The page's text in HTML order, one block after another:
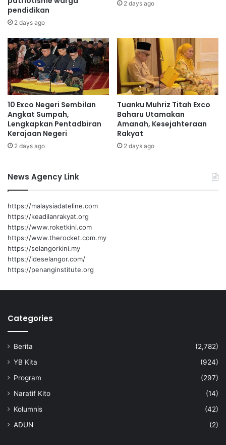
a
m
e
m
u
a
k
a
k
e
m
a
h
i
r
a
n
i
n
s
t
r
i
p
e
m
b
i
d
e
g
r
i
m
pendidikan
2 days ago
2 days ago
10 Exco Negeri Sembilan
Angkat Sumpah,
Lengkapkan Pentadbiran
Kerajaan Negeri
2 days ago
Tuanku Muhriz Titah Exco
Baharu Utamakan
Amanah, Kesejahteraan
Rakyat
2 days ago
News Agency Link
https://malaysiadateline.com
https://keadilanrakyat.org
https://www.roketkini.com
https://www.therocket.com.my
https://selangorkini.my
https://ideselangor.com/
https://penanginstitute.org
Categories
Berita
(2,782)
YB Kita
(924)
Program
(297)
Naratif Kito
(14)
Kolumnis
(42)
ADUN
(2)